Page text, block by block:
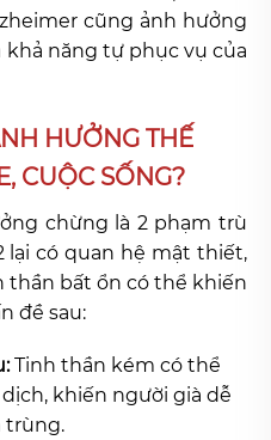
cũng ảnh hưởng
năng tự phục vụ của
HƯỞNG THẾ
CUỘC SỐNG?
chừng là 2 phạm trù
lại có quan hệ mật thiết,
thần bất ổn có thể khiến
đề sau:
Tinh thần kém có thể
khiến người già dễ
trùng.